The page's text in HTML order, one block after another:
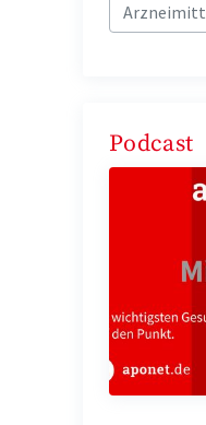
Podcast